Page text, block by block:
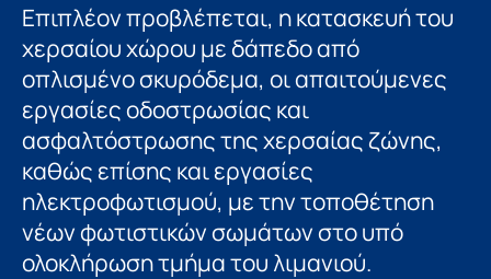
Επιπλέον προβλέπεται, η κατασκευή του
χερσαίου χώρου µε δάπεδο από
οπλισμένο σκυρόδεμα, οι απαιτούμενες
εργασίες οδοστρωσίας και
ασφαλτόστρωσης της χερσαίας ζώνης,
καθώς επίσης και εργασίες
ηλεκτροφωτισμού, με την τοποθέτηση
νέων φωτιστικών σωμάτων στο υπό
ολοκλήρωση τµήµα του λιμανιού.